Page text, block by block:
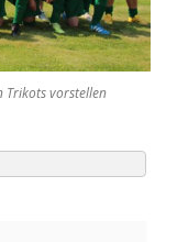
Trikots vorstellen